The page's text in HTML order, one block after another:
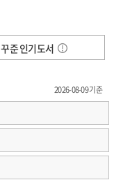
꾸준 인기도서
2026-08-09 기준